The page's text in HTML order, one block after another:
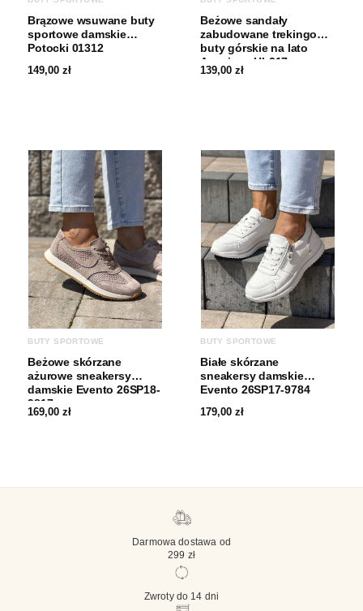
Brązowe wsuwane buty
sportowe damskie
Potocki 01312
149,00zł
Beżowe sandały
zabudowane trekingowe
buty górskie na lato
American HL217
139,00zł
BUTY SPORTOWE
Beżowe skórzane
ażurowe sneakersy
damskie Evento 26SP18-
9817
169,00zł
BUTY SPORTOWE
Białe skórzane
sneakersy damskie
Evento 26SP17-9784
179,00zł
Darmowa dostawa od
299 zł
Zwroty do 14 dni